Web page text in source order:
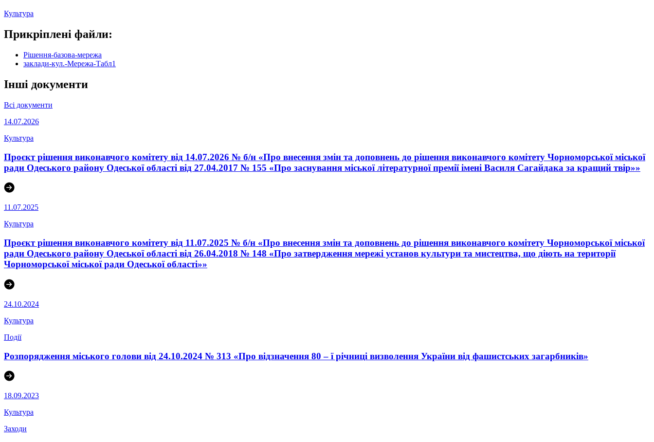
Культура
Прикріплені файли:
Рішення-базова-мережа
заклади-кул.-Мережа-Табл1
Інші документи
Всі документи
14.07.2026
Культура
Проєкт рішення виконавчого комітету від 14.07.2026 № б/н «Про внесення змін та доповнень до рішення виконавчого комітету Чорноморської міської
ради Одеського району Одеської області від 27.04.2017 № 155 «Про заснування міської літературної премії імені Василя Сагайдака за кращий твір»»
11.07.2025
Культура
Проєкт рішення виконавчого комітету від 11.07.2025 № б/н «Про внесення змін та доповнень до рішення виконавчого комітету Чорноморської міської
ради Одеського району Одеської області від 26.04.2018 № 148 «Про затвердження мережі установ культури та мистецтва, що діють на території
Чорноморської міської ради Одеської області»»
24.10.2024
Культура
Події
Розпорядження міського голови від 24.10.2024 № 313 «Про відзначення 80 – ї річниці визволення України від фашистських загарбників»
18.09.2023
Культура
Заходи